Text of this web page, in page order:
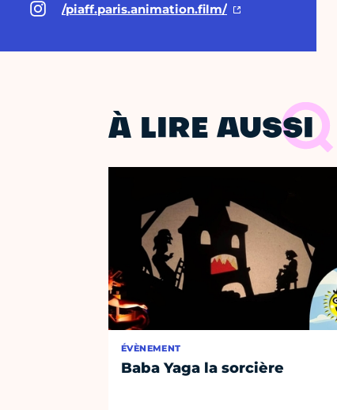
/piaff.paris.animation.film/
À LIRE AUSSI
ÉVÈNEMENT
Baba Yaga la sorcière